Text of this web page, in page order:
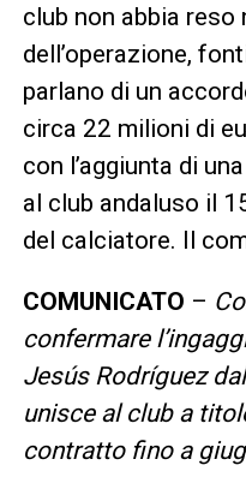
club non abbia
dell’operazione,
parlano di un
circa 22 milioni di
con l’aggiunta di
al club andaluso il
del calciatore. Il
COMUNICATO –
confermare
Jesús Rodríguez
unisce al club a
contratto fino a